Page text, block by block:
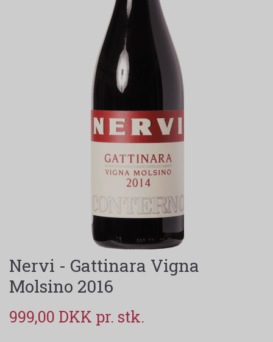
Nervi - Gattinara Vigna
Molsino 2016
999,00 DKK